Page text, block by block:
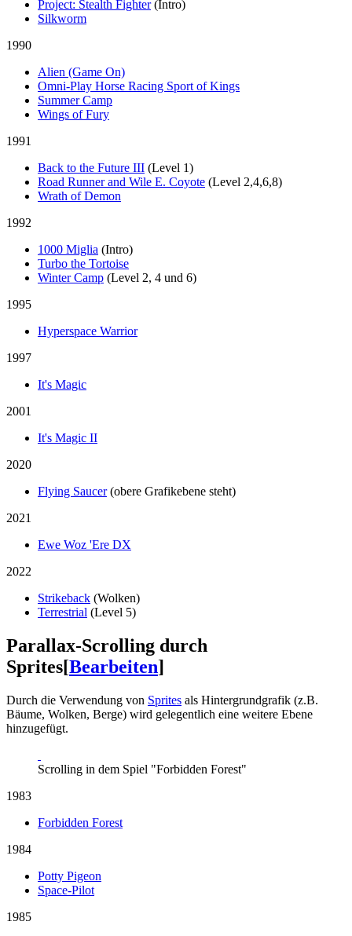
Project: Stealth Fighter(Intro)
Silkworm
1990
Alien (Game On)
Omni-Play Horse Racing Sport of Kings
Summer Camp
Wings of Fury
1991
Back to the Future III (Level 1)
Road Runner and Wile E. Coyote (Level 2,4,6,8)
Wrath of Demon
1992
1000 Miglia (Intro)
Turbo the Tortoise
Winter Camp (Level 2, 4 und 6)
1995
Hyperspace Warrior
1997
It's Magic
2001
It's Magic II
2020
Flying Saucer(obere Grafikebene steht)
2021
Ewe Woz 'Ere DX
2022
Strikeback (Wolken)
Terrestrial (Level 5)
Parallax-Scrolling durch
Sprites[Bearbeiten]
Durch die Verwendung von Sprites als Hintergrundgrafik (z.B.
Bäume, Wolken, Berge) wird gelegentlich eine weitere Ebene
hinzugefügt.
Scrolling in dem Spiel "Forbidden Forest"
1983
Forbidden Forest
1984
Potty Pigeon
Space-Pilot
1985